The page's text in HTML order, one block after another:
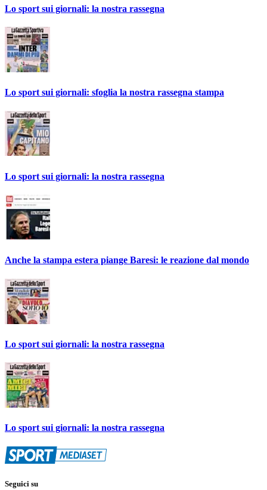
Lo sport sui giornali: la nostra rassegna
Lo sport sui giornali: sfoglia la nostra rassegna stampa
Lo sport sui giornali: la nostra rassegna
Anche la stampa estera piange Baresi: le reazione dal mondo
Lo sport sui giornali: la nostra rassegna
Lo sport sui giornali: la nostra rassegna
Seguici su